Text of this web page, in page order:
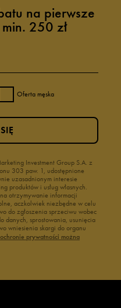
na pierwsze
250 zł
Oferta męska
Investment Group S.A. z
303 paw. 1, udostępnione
uzasadnionym interesie
produktów i usług własnych.
otrzymywanie informacji
aczkolwiek niezbędne w celu
do zgłoszenia sprzeciwu wobec
danych, sprostowania, usunięcia
wniesienia skargi do organu
prywatności można